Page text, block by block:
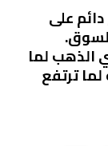
على
الذهب لما
ترتفع